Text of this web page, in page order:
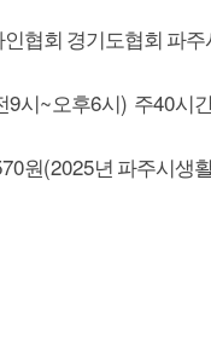
협회 경기도협회 파주
9시~오후6시) 주40시
원(2025년 파주시생